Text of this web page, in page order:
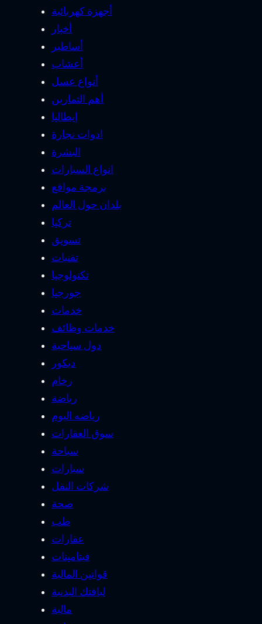
أجهزة كهربائية
أخبار
أساطير
أعشاب
أنواع عسل
أهم التمارين
إيطاليا
ادوات نجارة
البشرة
انواع السيارات
برمجة مواقع
بلدان حول العالم
تركيا
تسويق
تقنيات
تكنولوجيا
جورجيا
خدمات
خدمات وظائف
دول سياحية
ديكور
رخام
رياضة
رياضه اليوم
سوق العقارات
سياحة
سيارات
شركات النقل
صحة
طب
عقارات
فيتامينات
قوانين المالية
لياقتك البدنية
مالية